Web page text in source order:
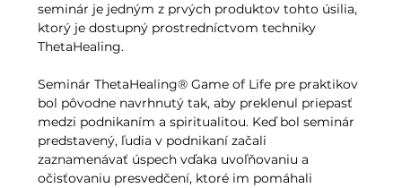
seminár je jedným z prvých produktov tohto úsilia,
ktorý je dostupný prostredníctvom techniky
ThetaHealing.
Seminár ThetaHealing® Game of Life pre praktikov
bol pôvodne navrhnutý tak, aby preklenul priepasť
medzi podnikaním a spiritualitou. Keď bol seminár
predstavený, ľudia v podnikaní začali
zaznamenávať úspech vďaka uvoľňovaniu a
očisťovaniu presvedčení, ktoré im pomáhali